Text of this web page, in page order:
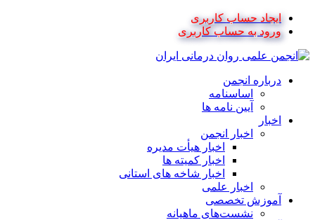
ایجاد حساب کاربری
ورود به حساب کاربری
درباره انجمن
اساسنامه
آیین نامه ها
اخبار
اخبار انجمن
اخبار هیأت مدیره
اخبار کمیته ها
اخبار شاخه های استانی
اخبار علمی
آموزش تخصصی
نشست‌های ماهیانه